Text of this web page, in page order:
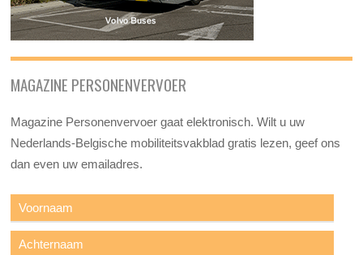
MAGAZINE PERSONENVERVOER
Magazine Personenvervoer gaat elektronisch. Wilt u uw
Nederlands-Belgische mobiliteitsvakblad gratis lezen, geef ons
dan even uw emailadres.